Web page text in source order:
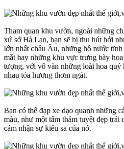
Tham quan khu vườn, ngoài những
xứ sở Hà Lan, bạn sẽ bị thu hút bởi
lớn nhất châu Âu, những hồ nước
mắt hay những khu vực trưng bày
tượng, với vô vàn những loài hoa quý
nhau tỏa hương thơm ngát.
Bạn có thể đạp xe dạo quanh những
màu, như một tấm thảm tuyệt đẹp trải
cảm nhận sự kiêu sa của nó.